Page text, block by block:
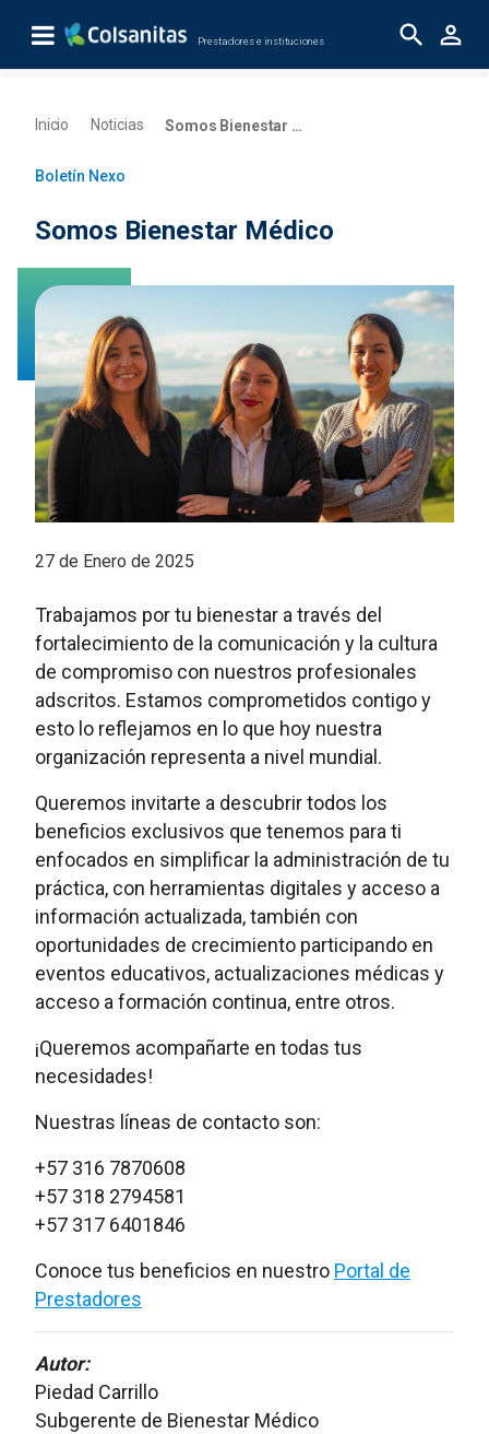
Saltar al contenido principal
Prestadores e instituciones
Inicio Noticias Somos Bienestar Médico
Boletín Nexo
Somos Bienestar Médico
27 de Enero de 2025
Trabajamos por tu bienestar a través del
fortalecimiento de la comunicación y la cultura
de compromiso con nuestros profesionales
adscritos. Estamos comprometidos contigo y
esto lo reflejamos en lo que hoy nuestra
organización representa a nivel mundial.
Queremos invitarte a descubrir todos los
beneficios exclusivos que tenemos para ti
enfocados en simplificar la administración de tu
práctica, con herramientas digitales y acceso a
información actualizada, también con
oportunidades de crecimiento participando en
eventos educativos, actualizaciones médicas y
acceso a formación continua, entre otros.
¡Queremos acompañarte en todas tus
necesidades!
Nuestras líneas de contacto son:
+57 316 7870608
+57 318 2794581
+57 317 6401846
Conoce tus beneficios en nuestro Portal de
Prestadores
Autor:
Piedad Carrillo
Subgerente de Bienestar Médico